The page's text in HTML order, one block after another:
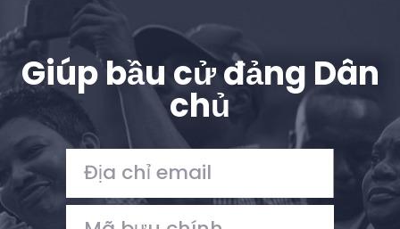
Trang chủ
Shop
Take Back the Courts
Làm việc với chúng tôi
Nhấn
Giúp bầu cử đảng Dân
chủ